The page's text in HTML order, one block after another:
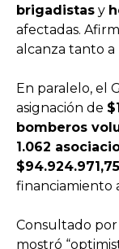
brigadistas y
afectadas.
alcanza tanto a
En paralelo, el
asignación de
bomberos
1.062
$94.924.971,75
financiamiento
Consultado por
mostró